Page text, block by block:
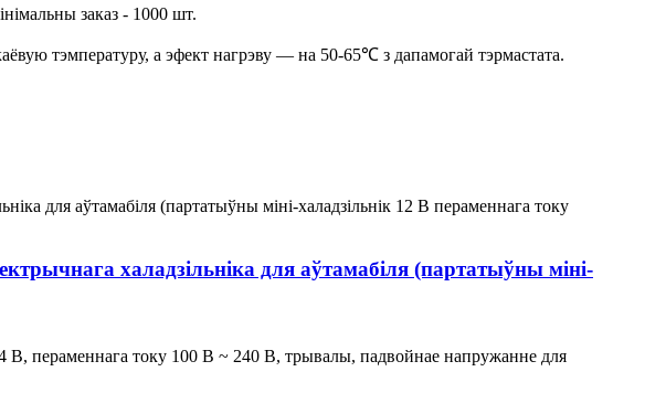
заказ - 1000 шт.
тэмпературу, а эфект нагрэву — на 50-65℃ з дапамогай тэрмастата.
халадзільніка для аўтамабіля (партатыўны міні-
В, пераменнага току 100 В ~ 240 В, трывалы, падвойнае напружанне для